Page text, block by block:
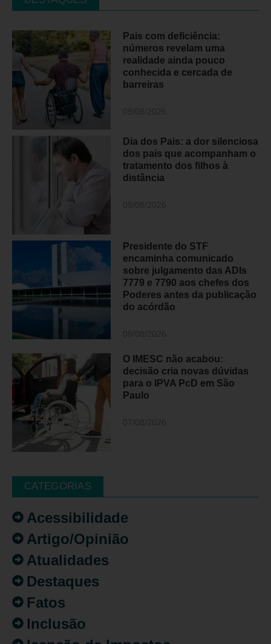
Pais com deficiência:
números revelam uma
realidade ainda pouco
conhecida e cercada de
barreiras
Dia dos Pais: a dor silenciosa
dos pais que acompanham o
tratamento dos filhos à
distância
Presidente do STF
encaminha comunicado
sobre julgamento das ADIs
7779 e 7790 aos chefes dos
Poderes antes da publicação
do acórdão
O IMESC não acabou:
decisão cria novas dúvidas
para o IPVA PcD em São
Paulo
CATEGORIAS
Acessibilidade
Artigo/Opinião
Atualidades
Destaques
Fatos
Inclusão